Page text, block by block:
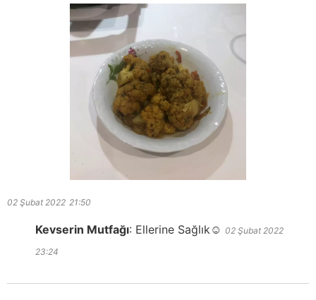
02 Şubat 2022 21:50
Kevserin Mutfağı: Ellerine Sağlık☺️ 02 Şubat 2022
23:24